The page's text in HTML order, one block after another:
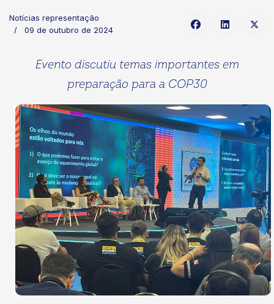
Notícias representação
09 de outubro de 2024
Evento discutiu temas importantes em
preparação para a COP30